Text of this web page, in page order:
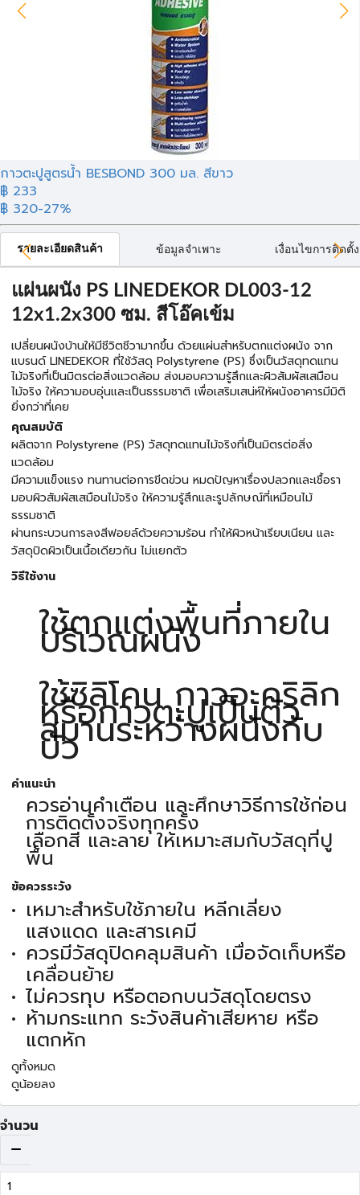
กาวตะปูสูตรน้ำ BESBOND 300 มล. สีขาว
฿ 233
฿ 320-27%
รายละเอียดสินค้า ข้อมูลจำเพาะ เงื่อนไขการติดตั้ง
แผ่นผนัง PS LINEDEKOR DL003-12
12x1.2x300 ซม. สีโอ๊คเข้ม
เปลี่ยนผนังบ้านให้มีชีวิตชีวามากขึ้น ด้วยแผ่นสำหรับตกแต่งผนัง จาก
แบรนด์ LINEDEKOR ที่ใช้วัสดุ Polystyrene (PS) ซึ่งเป็นวัสดุทดแทน
ไม้จริงที่เป็นมิตรต่อสิ่งแวดล้อม ส่งมอบความรู้สึกและผิวสัมผัสเสมือน
ไม้จริง ให้ความอบอุ่นและเป็นธรรมชาติ เพื่อเสริมเสน่ห์ให้ผนังอาคารมีมิติ
ยิ่งกว่าที่เคย
คุณสมบัติ
ผลิตจาก Polystyrene (PS) วัสดุทดแทนไม้จริงที่เป็นมิตรต่อสิ่ง
แวดล้อม
มีความแข็งแรง ทนทานต่อการขีดข่วน หมดปัญหาเรื่องปลวกและเชื้อรา
มอบผิวสัมผัสเสมือนไม้จริง ให้ความรู้สึกและรูปลักษณ์ที่เหมือนไม้
ธรรมชาติ
ผ่านกระบวนการลงสีฟอยล์ด้วยความร้อน ทำให้ผิวหน้าเรียบเนียน และ
วัสดุปิดผิวเป็นเนื้อเดียวกัน ไม่แยกตัว
วิธีใช้งาน
ใช้ตกแต่งพื้นที่ภายใน
บริเวณผนัง
ใช้ซิลิโคน กาวอะคริลิก
หรือกาวตะปูเป็นตัว
สมานระหว่างผนังกับ
บัว
คำแนะนำ
ควรอ่านคำเตือน และศึกษาวิธีการใช้ก่อน
การติดตั้งจริงทุกครั้ง
เลือกสี และลาย ให้เหมาะสมกับวัสดุที่ปู
พื้น
ข้อควรระวัง
เหมาะสำหรับใช้ภายใน หลีกเลี่ยง
แสงแดด และสารเคมี
ควรมีวัสดุปิดคลุมสินค้า เมื่อจัดเก็บหรือ
เคลื่อนย้าย
ไม่ควรทุบ หรือตอกบนวัสดุโดยตรง
ห้ามกระแทก ระวังสินค้าเสียหาย หรือ
แตกหัก
ดูทั้งหมด
ดูน้อยลง
จำนวน